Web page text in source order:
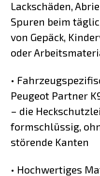
Lackschäden,
Spuren beim
von Gepäck,
oder
•
Peugeot Partner
– die
formschlüssig,
störende Kanten
• Hochwertiges